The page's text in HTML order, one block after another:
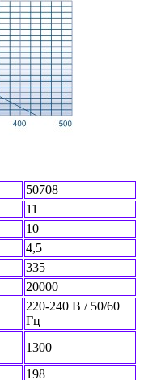
50708
11
10
4,5
335
20000
220-240 В / 50/60
Гц
1300
198